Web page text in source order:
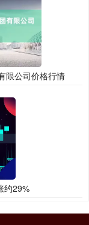
限公司价格行情
约29%